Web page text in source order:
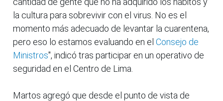
la cultura para sobrevivir con el virus. No es el
momento más adecuado de levantar la cuarentena,
pero eso lo estamos evaluando en el Consejo de
Ministros", indicó tras participar en un operativo de
seguridad en el Centro de Lima.
Martos agregó que desde el punto de vista de